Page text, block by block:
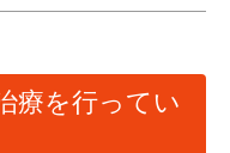
療を行ってい